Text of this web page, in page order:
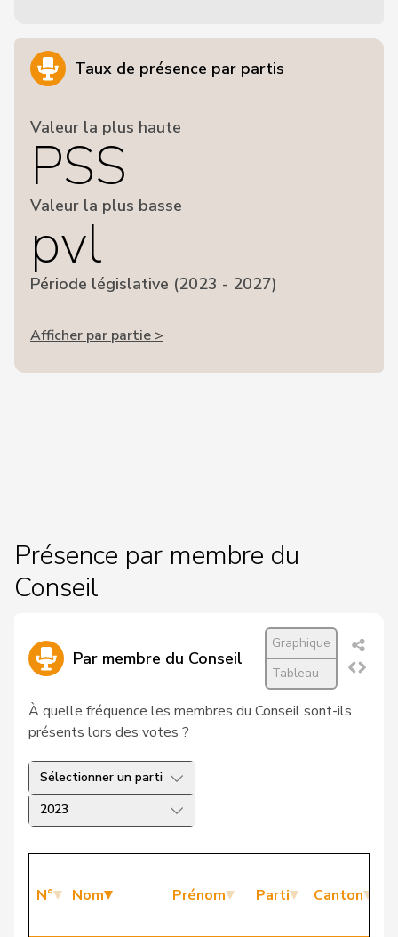
Taux de présence par partis
Valeur la plus haute
PSS
Valeur la plus basse
pvl
Période législative (2023 - 2027)
Afficher par partie >
Présence par membre du
Conseil
Par membre du Conseil
Graphique
Tableau
À quelle fréquence les membres du Conseil sont-ils
présents lors des votes ?
Sélectionner un parti
2023
N° Nom Prénom Parti Canton